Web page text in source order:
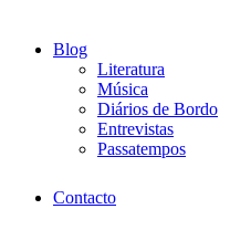
Blog
Literatura
Música
Diários de Bordo
Entrevistas
Passatempos
Contacto